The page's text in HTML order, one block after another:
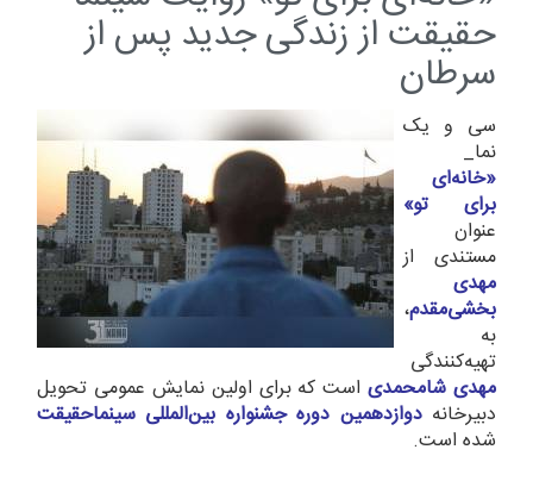
حقیقت از زندگی جدید پس از
سرطان
سی و یک
نما_
«خانه‌ای
برای تو»
عنوان
مستندی از
مهدی
بخشی‌مقدم،
به
تهیه‌کنندگی
مهدی شامحمدیاست که برای اولین نمایش عمومی تحویل
دبیرخانهدوازدهمین دوره جشنواره بین‌المللی سینماحقیقت
شده است.